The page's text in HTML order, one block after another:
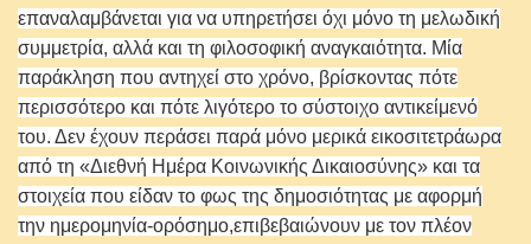
επαναλαμβάνεται για να υπηρετήσει όχι μόνο τη μελωδική
συμμετρία, αλλά και τη φιλοσοφική αναγκαιότητα. Μία
παράκληση που αντηχεί στο χρόνο, βρίσκοντας πότε
περισσότερο και πότε λιγότερο το σύστοιχο αντικείμενό
του. Δεν έχουν περάσει παρά μόνο μερικά εικοσιτετράωρα
από τη «Διεθνή Ημέρα Κοινωνικής Δικαιοσύνης» και τα
στοιχεία που είδαν το φως της δημοσιότητας με αφορμή
την ημερομηνία-ορόσημο,επιβεβαιώνουν με τον πλέον